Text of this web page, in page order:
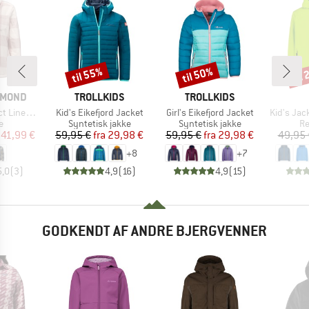
Flannel
pris
41,99 €
(3)
MÆRKE
TROLLKIDS
Artikel
Kid's Eikefjord Jacket
Produktgruppe
Syntetisk jakke
Pris
59,95 € Nedsat pris
fra 29,98 €
+8
4,9(16)
Rabat
til 55%
MÆRKE
TROLLKIDS
Artikel
Girl's Eikefjord Jacket
Produktgruppe
Syntetisk jakke
Pris
59,95 € Nedsat pris
fra 29,98 €
+7
4,9(15)
Rabat
til 50%
Artikel
Kid's
49,95
GODKENDT AF ANDRE BJERGVENNER